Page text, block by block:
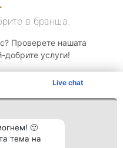
Live chat
🙂
тема на
в бранша.
Проверете нашата
добрите услуги!